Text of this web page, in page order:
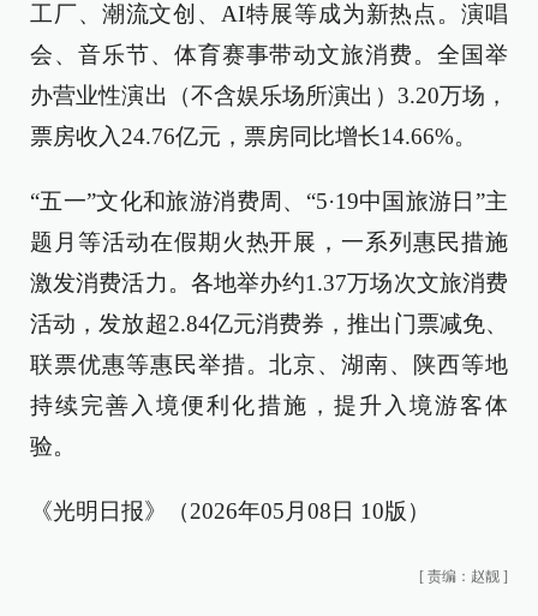
工厂、潮流文创、AI特展等成为新热点。演唱
会、音乐节、体育赛事带动文旅消费。全国举
办营业性演出（不含娱乐场所演出）3.20万场，
票房收入24.76亿元，票房同比增长14.66%。
“五一”文化和旅游消费周、“5·19中国旅游日”主
题月等活动在假期火热开展，一系列惠民措施
激发消费活力。各地举办约1.37万场次文旅消费
活动，发放超2.84亿元消费券，推出门票减免、
联票优惠等惠民举措。北京、湖南、陕西等地
持续完善入境便利化措施，提升入境游客体
验。
《光明日报》（2026年05月08日 10版）
[ 责编：赵靓 ]